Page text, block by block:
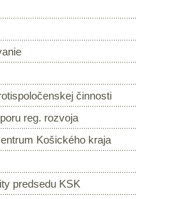
činnosti
reg. rozvoja
Košického kraja
predsedu KSK